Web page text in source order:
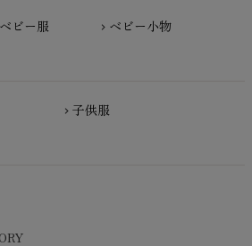
リー）
ン）
ーニ）
リトルコズモ）
ティブ）
ベビー服 chevron_right ベビー小物
chevron_right 子供服